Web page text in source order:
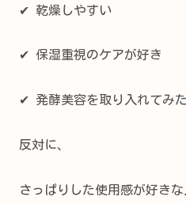
✔ 乾燥しやすい
✔ 保湿重視のケアが好き
✔ 発酵美容を取り入れてみ
反対に、
さっぱりした使用感が好きな